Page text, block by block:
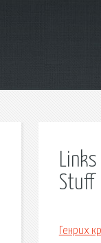
Stuff
Генрих